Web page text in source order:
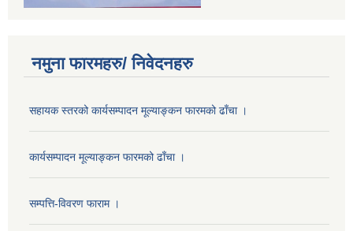
नमुना फारमहरु/ निवेदनहरु
सहायक स्तरको कार्यसम्पादन मूल्याङ्कन फारमको ढाँचा ।
कार्यसम्पादन मूल्याङ्कन फारमको ढाँचा ।
सम्पत्ति-विवरण फाराम ।